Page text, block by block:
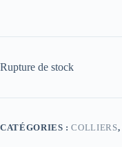
Rupture de stock
CATÉGORIES :COLLIERS,